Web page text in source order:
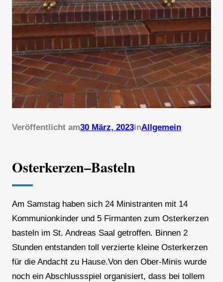
Veröffentlicht am30 März, 2023inAllgemein
Osterkerzen–Basteln
Am Samstag haben sich 24 Ministranten mit 14
Kommunionkinder und 5 Firmanten zum Osterkerzen
basteln im St. Andreas Saal getroffen. Binnen 2
Stunden entstanden toll verzierte kleine Osterkerzen
für die Andacht zu Hause.Von den Ober-Minis wurde
noch ein Abschlussspiel organisiert, dass bei tollem